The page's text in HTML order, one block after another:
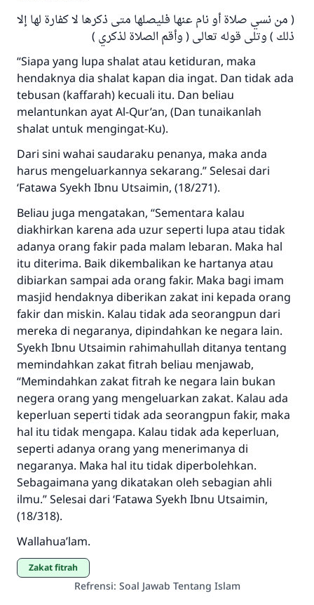
( من نسي صلاة أو نام عنها فليصلها متى ذكرها لا كفارة لها إلا
ذلك ) وتلى قوله تعالى ( وأقم الصلاة لذكري )
“Siapa yang lupa shalat atau ketiduran, maka
hendaknya dia shalat kapan dia ingat. Dan tidak ada
tebusan (kaffarah) kecuali itu. Dan beliau
melantunkan ayat Al-Qur’an, (Dan tunaikanlah
shalat untuk mengingat-Ku).
Dari sini wahai saudaraku penanya, maka anda
harus mengeluarkannya sekarang.” Selesai dari
‘Fatawa Syekh Ibnu Utsaimin, (18/271).
Beliau juga mengatakan, “Sementara kalau
diakhirkan karena ada uzur seperti lupa atau tidak
adanya orang fakir pada malam lebaran. Maka hal
itu diterima. Baik dikembalikan ke hartanya atau
dibiarkan sampai ada orang fakir. Maka bagi imam
masjid hendaknya diberikan zakat ini kepada orang
fakir dan miskin. Kalau tidak ada seorangpun dari
mereka di negaranya, dipindahkan ke negara lain.
Syekh Ibnu Utsaimin rahimahullah ditanya tentang
memindahkan zakat fitrah beliau menjawab,
“Memindahkan zakat fitrah ke negara lain bukan
negera orang yang mengeluarkan zakat. Kalau ada
keperluan seperti tidak ada seorangpun fakir, maka
hal itu tidak mengapa. Kalau tidak ada keperluan,
seperti adanya orang yang menerimanya di
negaranya. Maka hal itu tidak diperbolehkan.
Sebagaimana yang dikatakan oleh sebagian ahli
ilmu.” Selesai dari ‘Fatawa Syekh Ibnu Utsaimin,
(18/318).
Wallahua’lam.
zakat fitrah
Refrensi: Soal Jawab Tentang Islam